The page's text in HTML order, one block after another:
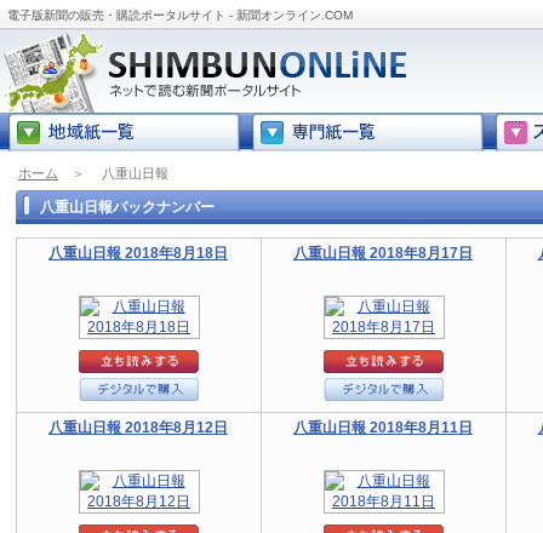
電子版新聞の販売・購読ポータルサイト - 新聞オンライン.COM
ホーム ＞ 八重山日報
八重山日報バックナンバー
八重山日報 2018年8月18日 八重山日報 2018年8月17日
八重山日報 2018年8月12日 八重山日報 2018年8月11日